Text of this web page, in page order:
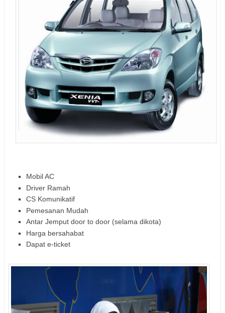
Mobil AC
Driver Ramah
CS Komunikatif
Pemesanan Mudah
Antar Jemput door to door (selama dikota)
Harga bersahabat
Dapat e-ticket